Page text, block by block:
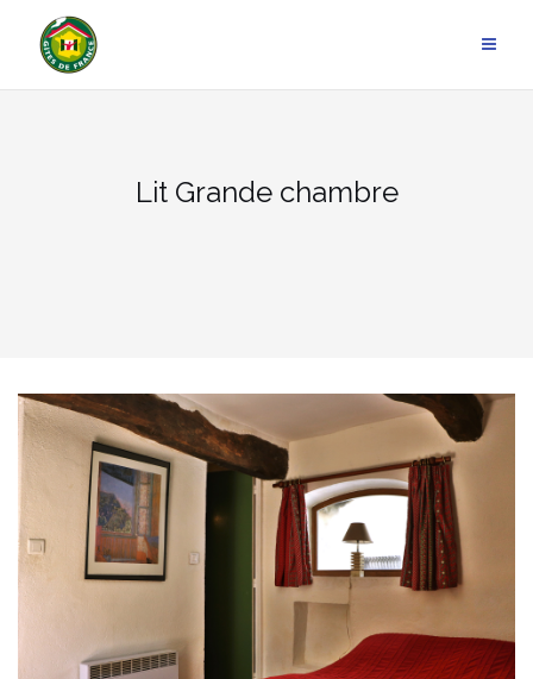
contenu
Lit Grande chambre